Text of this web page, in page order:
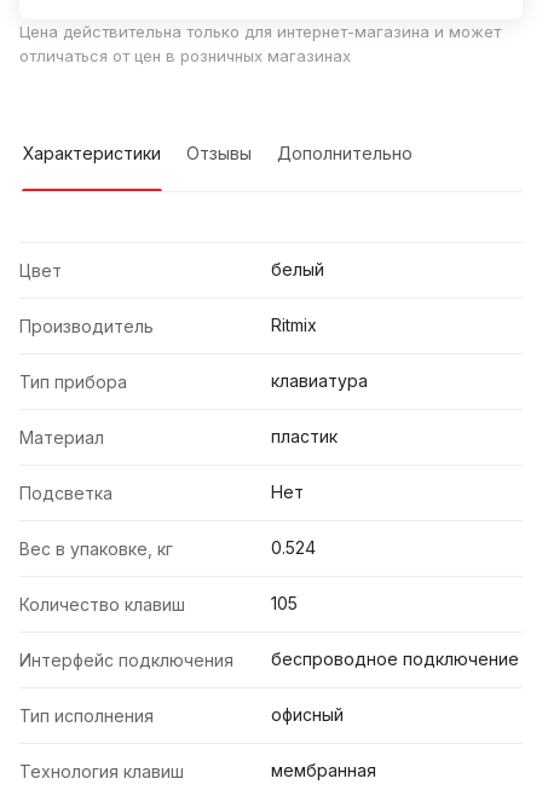
Цена действительна только для интернет-магазина и может
отличаться от цен в розничных магазинах
Характеристики Отзывы Дополнительно
Цвет белый
Производитель Ritmix
Тип прибора клавиатура
Материал пластик
Подсветка Нет
Вес в упаковке, кг 0.524
Количество клавиш 105
Интерфейс подключения беспроводное подключение
Тип исполнения офисный
Технология клавиш мембранная